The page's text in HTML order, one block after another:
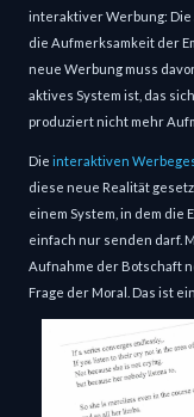
interaktiver Werbung: Die
die Aufmerksamkeit der
neue Werbung muss
aktives System ist, das
produziert nicht mehr
Die interaktiven
diese neue Realität
einem System, in dem
einfach nur senden darf.
Aufnahme der Botschaft
Frage der Moral. Das ist